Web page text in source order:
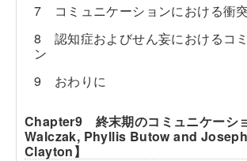
7 コミュニケーションにおける衝
8 認知症およびせん妄におけるコ
ン
9 おわりに
Chapter9 終末期のコミュニケーシ
Walczak, Phyllis Butow and
Clayton】